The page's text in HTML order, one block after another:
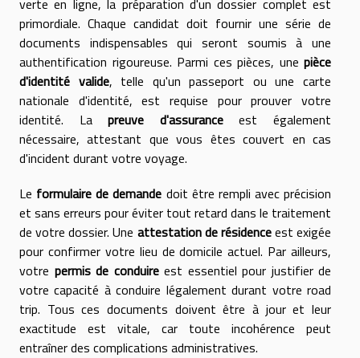
primordiale. Chaque candidat doit fournir une série de
documents indispensables qui seront soumis à une
authentification rigoureuse. Parmi ces pièces, une pièce
d'identité valide, telle qu'un passeport ou une carte
nationale d'identité, est requise pour prouver votre
identité. Lapreuve d'assuranceest également
nécessaire, attestant que vous êtes couvert en cas
d'incident durant votre voyage.
Le formulaire de demande doit être rempli avec précision
et sans erreurs pour éviter tout retard dans le traitement
de votre dossier. Une attestation de résidenceest exigée
pour confirmer votre lieu de domicile actuel. Par ailleurs,
votre permis de conduireest essentiel pour justifier de
votre capacité à conduire légalement durant votre road
trip. Tous ces documents doivent être à jour et leur
exactitude est vitale, car toute incohérence peut
entraîner des complications administratives.